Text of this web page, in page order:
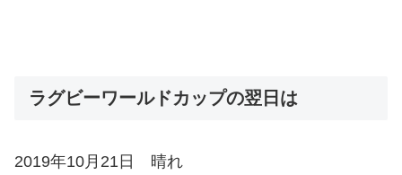
ラグビーワールドカップの翌日は
2019年10月21日 晴れ